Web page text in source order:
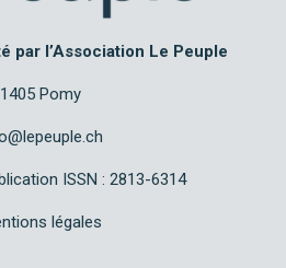
par l’Association Le Peuple
1405 Pomy
ISSN : 2813-6314
légales